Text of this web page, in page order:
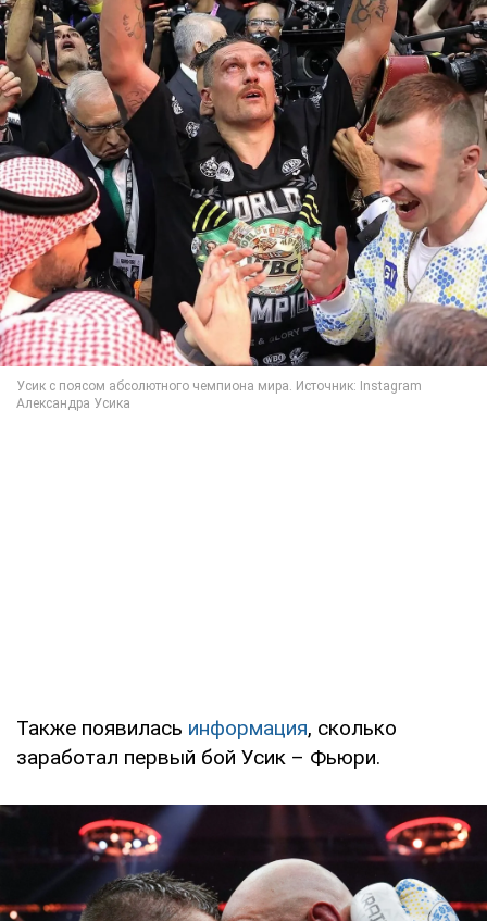
Также появилась информация, сколько
заработал первый бой Усик – Фьюри.